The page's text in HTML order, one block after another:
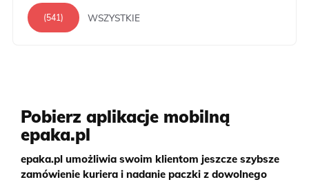
(541) WSZYSTKIE
Pobierz aplikacje mobilną
epaka.pl
epaka.pl umożliwia swoim klientom jeszcze szybsze
zamówienie kuriera i nadanie paczki z dowolnego